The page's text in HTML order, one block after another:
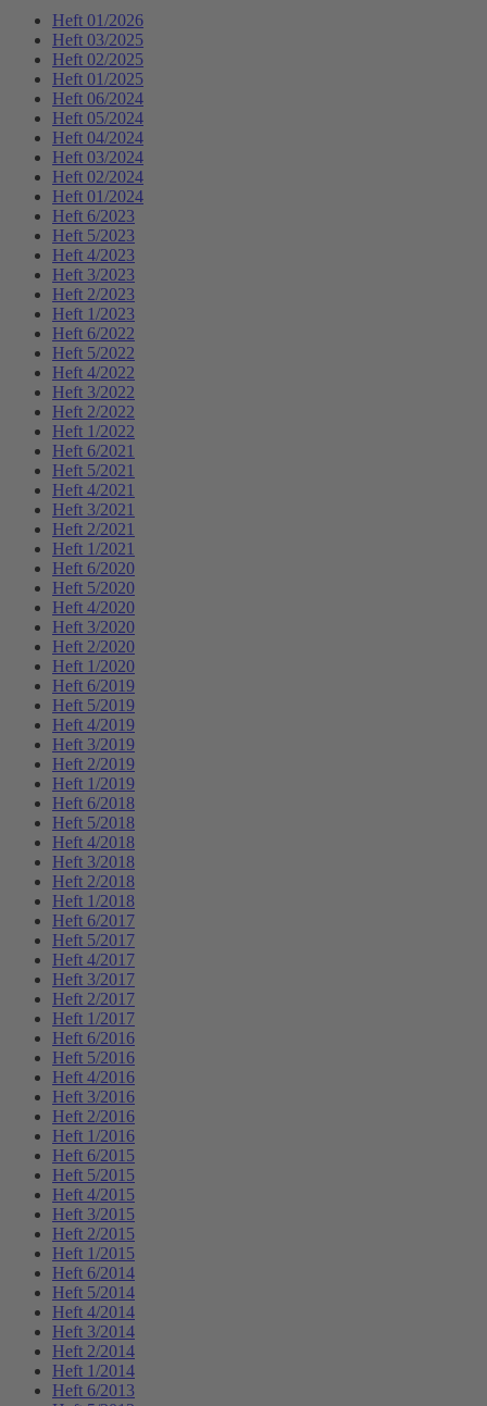
Heft 01/2026
Heft 03/2025
Heft 02/2025
Heft 01/2025
Heft 06/2024
Heft 05/2024
Heft 04/2024
Heft 03/2024
Heft 02/2024
Heft 01/2024
Heft 6/2023
Heft 5/2023
Heft 4/2023
Heft 3/2023
Heft 2/2023
Heft 1/2023
Heft 6/2022
Heft 5/2022
Heft 4/2022
Heft 3/2022
Heft 2/2022
Heft 1/2022
Heft 6/2021
Heft 5/2021
Heft 4/2021
Heft 3/2021
Heft 2/2021
Heft 1/2021
Heft 6/2020
Heft 5/2020
Heft 4/2020
Heft 3/2020
Heft 2/2020
Heft 1/2020
Heft 6/2019
Heft 5/2019
Heft 4/2019
Heft 3/2019
Heft 2/2019
Heft 1/2019
Heft 6/2018
Heft 5/2018
Heft 4/2018
Heft 3/2018
Heft 2/2018
Heft 1/2018
Heft 6/2017
Heft 5/2017
Heft 4/2017
Heft 3/2017
Heft 2/2017
Heft 1/2017
Heft 6/2016
Heft 5/2016
Heft 4/2016
Heft 3/2016
Heft 2/2016
Heft 1/2016
Heft 6/2015
Heft 5/2015
Heft 4/2015
Heft 3/2015
Heft 2/2015
Heft 1/2015
Heft 6/2014
Heft 5/2014
Heft 4/2014
Heft 3/2014
Heft 2/2014
Heft 1/2014
Heft 6/2013